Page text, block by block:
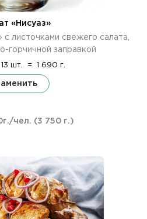
«Нисуаз»
с листочками свежего салата,
горчичной заправкой
13 шт. = 1 690 г.
чел. (3 750 г.)